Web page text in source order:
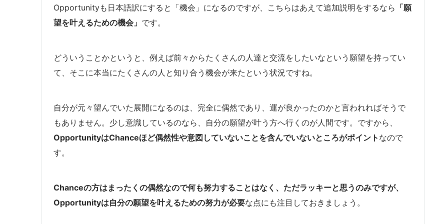
Opportunityも日本語訳にすると「機会」になるのですが、こちらはあえて追加説明をするなら 「願
望を叶えるための機会」 です。
どういうことかというと、例えば前々からたくさんの人達と交流をしたいなという願望を持ってい
て、そこに本当にたくさんの人と知り合う機会が来たという状況ですね。
自分が元々望んでいた展開になるのは、完全に偶然であり、運が良かったのかと言われればそうで
もありません。少し意識しているのなら、自分の願望が叶う方へ行くのが人間です。ですから、
OpportunityはChanceほど偶然性や意図していないことを含んでいないところがポイント なので
す。
Chanceの方はまったくの偶然なので何も努力することはなく、ただラッキーと思うのみですが、
Opportunityは自分の願望を叶えるための努力が必要な点にも注目しておきましょう。